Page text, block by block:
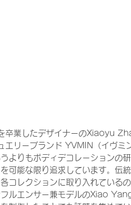
卒業したデザイナーのXiaoyu
エリーブランド YVMIN（イヴミ
よりもボディデコレーションの
可能な限り追求しています。伝
コレクションに取り入れている
ルエンサー兼モデルのXiao